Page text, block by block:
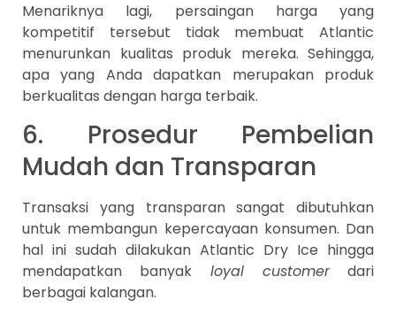
Menariknya lagi, persaingan harga yang
kompetitif tersebut tidak membuat Atlantic
menurunkan kualitas produk mereka. Sehingga,
apa yang Anda dapatkan merupakan produk
berkualitas dengan harga terbaik.
6. Prosedur Pembelian
Mudah dan Transparan
Transaksi yang transparan sangat dibutuhkan
untuk membangun kepercayaan konsumen. Dan
hal ini sudah dilakukan Atlantic Dry Ice hingga
mendapatkan banyak loyal customerdari
berbagai kalangan.